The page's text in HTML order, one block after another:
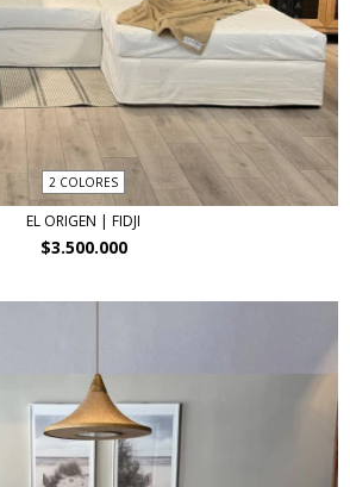
2 COLORES
EL ORIGEN | FIDJI
$3.500.000